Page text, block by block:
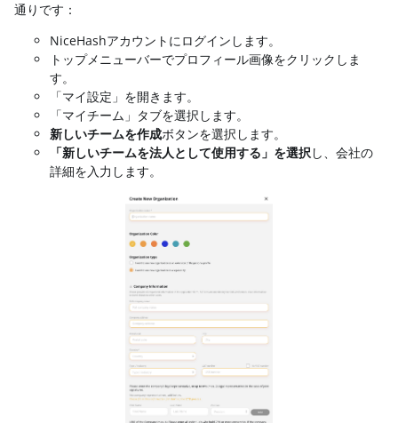
通りです：
NiceHashアカウントにログインします。
トップメニューバーでプロフィール画像をクリックしま
す。
「マイ設定」を開きます。
「マイチーム」タブを選択します。
新しいチームを作成ボタンを選択します。
「新しいチームを法人として使用する」を選択し、会社の
詳細を入力します。